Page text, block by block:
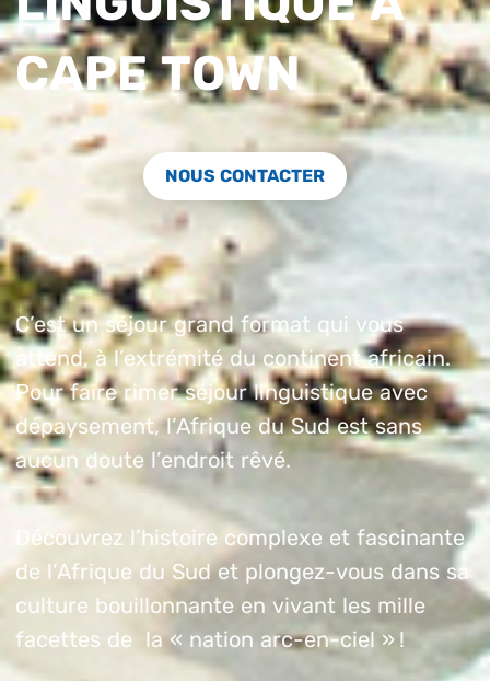
CAPE TOWN
NOUS CONTACTER
C’est un séjour grand format qui vous
attend, à l’extrémité du continent africain.
Pour faire rimer séjour linguistique avec
dépaysement, l’Afrique du Sud est sans
aucun doute l’endroit rêvé.
Découvrez l’histoire complexe et fascinante
de l’Afrique du Sud et plongez-vous dans sa
culture bouillonnante en vivant les mille
facettes de la « nation arc-en-ciel » !